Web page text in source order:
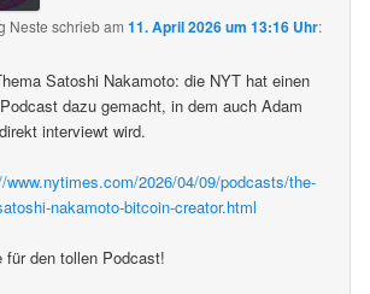
Neste schriebam11. April 2026 um 13:16 Uhr:
Satoshi Nakamoto: die NYT hat einen
dazu gemacht, in dem auch Adam
interviewt wird.
www.nytimes.com/2026/04/09/podcasts/the-
nakamoto-bitcoin-creator.html
für den tollen Podcast!